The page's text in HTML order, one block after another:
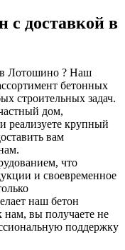
с доставкой в
в Лотошино ? Наш
бетонных
строительных задач.
дом,
реализуете крупный
вам
что
и своевременное
наш бетон
вы получаете не
поддержку